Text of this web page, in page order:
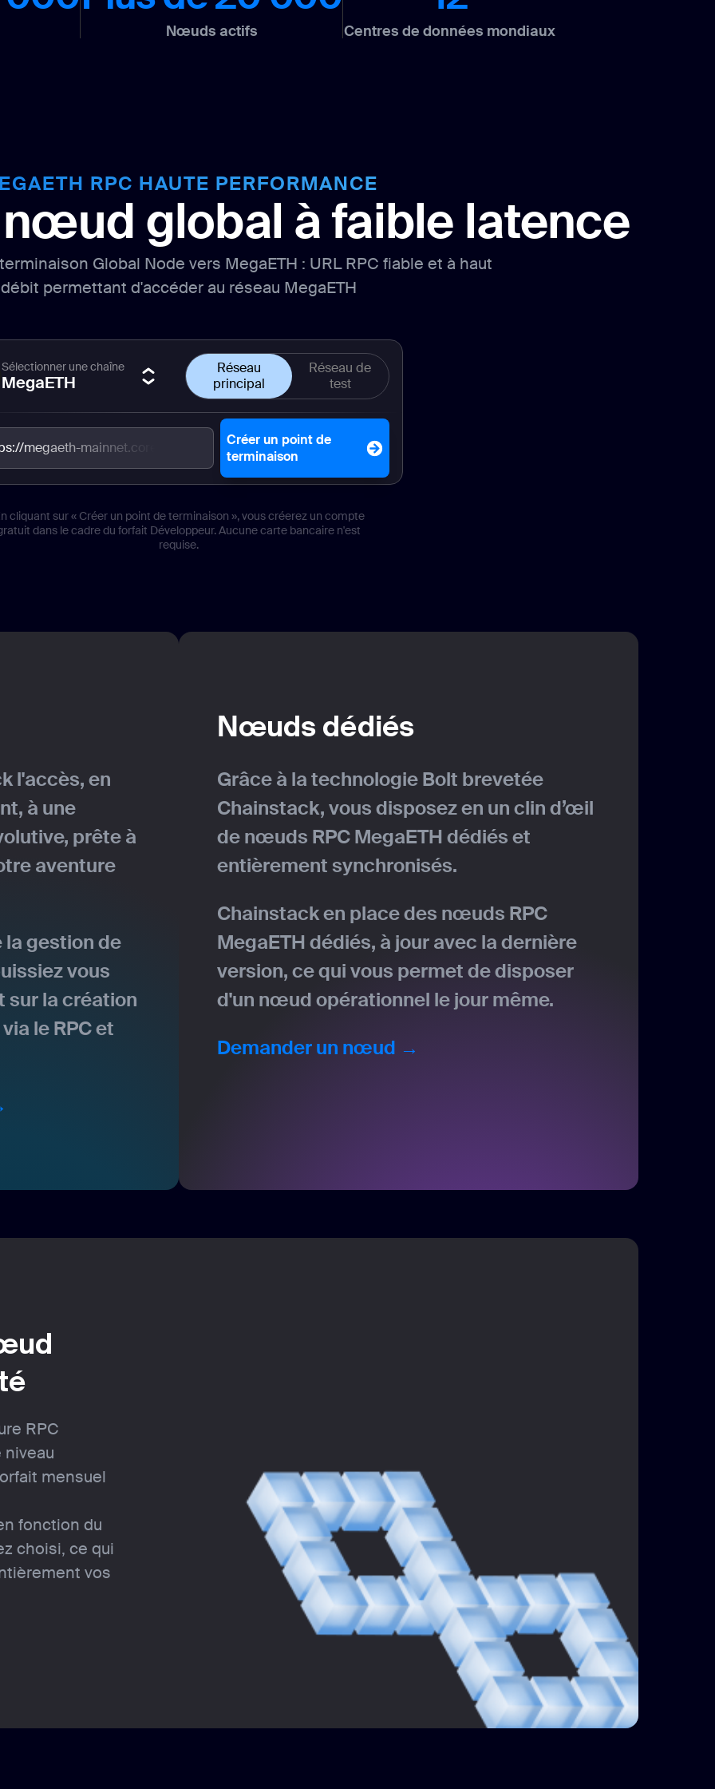
Nœuds actifs Centres de données mondiaux
RPC HAUTE PERFORMANCE
nœud global à faible latence
Global Node vers MegaETH : URL RPC fiable et à haut
débit permettant d'accéder au réseau MegaETH
Sélectionner une chaîne
MegaETH
Réseau
principal
Réseau de
test
megaeth-mainnet.core.chainstack.com/e0ef1b32785e0e6be80be5e098474014
Créer un point de
terminaison
cliquant sur « Créer un point de terminaison », vous créerez un compte
dans le cadre du forfait Développeur. Aucune carte bancaire n'est
requise.
l'accès, en
à une
prête à
aventure
la gestion de
vous
la création
le RPC et
Nœuds dédiés
Grâce à la technologie Bolt brevetée
Chainstack, vous disposez en un clin d’œil
de nœuds RPC MegaETH dédiés et
entièrement synchronisés.
Chainstack en place des nœuds RPC
MegaETH dédiés, à jour avec la dernière
version, ce qui vous permet de disposer
d'un nœud opérationnel le jour même.
Demander un nœud →
RPC
mensuel
fonction du
choisi, ce qui
vos